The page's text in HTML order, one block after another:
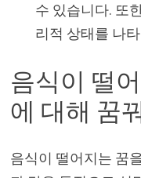
수 있습니다. 또
리적 상태를 나
음식이 떨
에 대해 꿈
음식이 떨어지는 꿈